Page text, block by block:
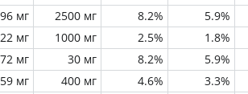
мг 2500 мг 8.2% 5.9%
мг 1000 мг 2.5% 1.8%
мг 30 мг 8.2% 5.9%
мг 400 мг 4.6% 3.3%